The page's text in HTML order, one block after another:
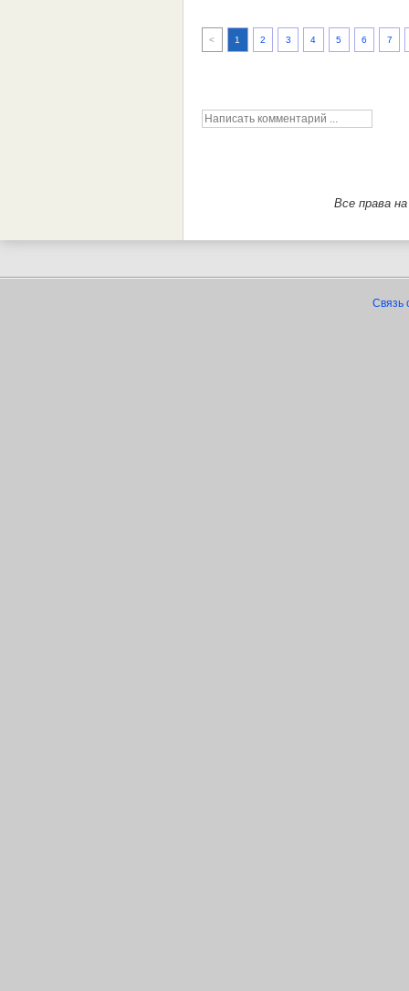
< 1 2 3 4 5 6 7
Все права
Связь